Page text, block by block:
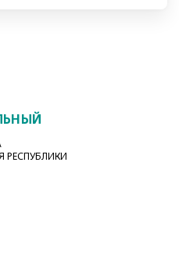
РЕСПУБЛИКИ